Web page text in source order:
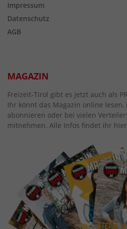
Impressum
Datenschutz
AGB
MAGAZIN
Freizeit-Tirol gibt es jetzt auch als
Ihr könnt das Magazin online lesen,
abonnieren oder bei vielen
mitnehmen. Alle Infos findet ihr